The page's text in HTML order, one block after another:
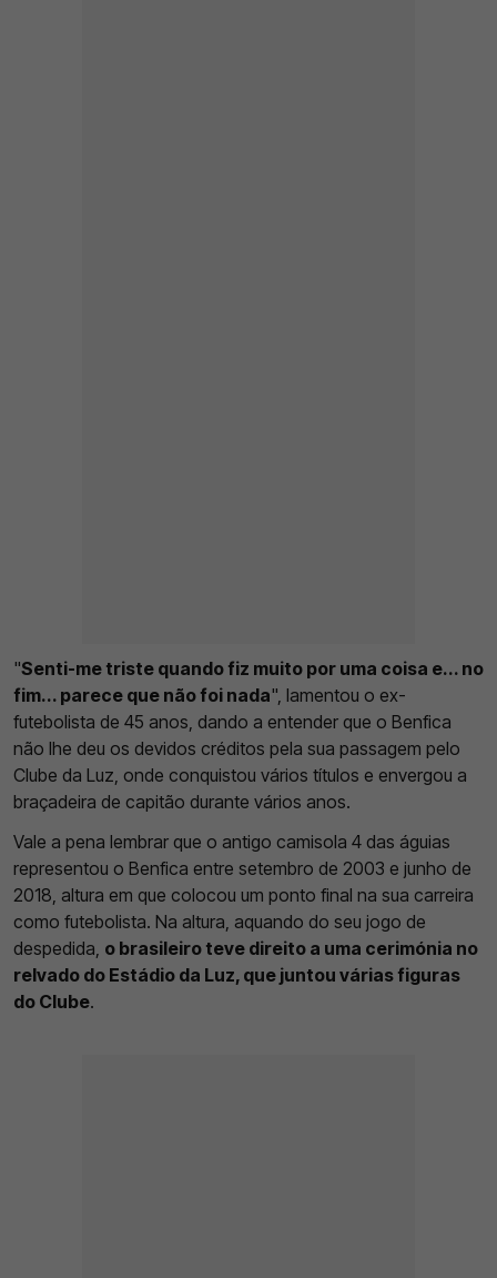
"Senti-me triste quando fiz muito por uma coisa e... no
fim... parece que não foi nada", lamentou o ex-
futebolista de 45 anos, dando a entender que o Benfica
não lhe deu os devidos créditos pela sua passagem pelo
Clube da Luz, onde conquistou vários títulos e envergou a
braçadeira de capitão durante vários anos.
Vale a pena lembrar que o antigo camisola 4 das águias
representou o Benfica entre setembro de 2003 e junho de
2018, altura em que colocou um ponto final na sua carreira
como futebolista. Na altura, aquando do seu jogo de
despedida, o brasileiro teve direito a uma cerimónia no
relvado do Estádio da Luz, que juntou várias figuras
do Clube.